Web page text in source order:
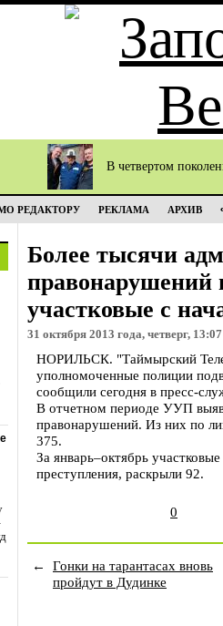
В четвертом
РЕДАКТОРУ РЕКЛАМА АРХИВ
Более тысячи
правонарушений
участковые с
31 октября 2013 года, четверг, 13:07
НОРИЛЬСК. "Таймырский
уполномоченные полиции
сообщили сегодня в пресс-
В отчетном периоде УУП
правонарушений. Из них по
375.
За январь–октябрь
преступления, раскрыли 92.
0
←
Гонки на тарантасах вновь
пройдут в Дудинке